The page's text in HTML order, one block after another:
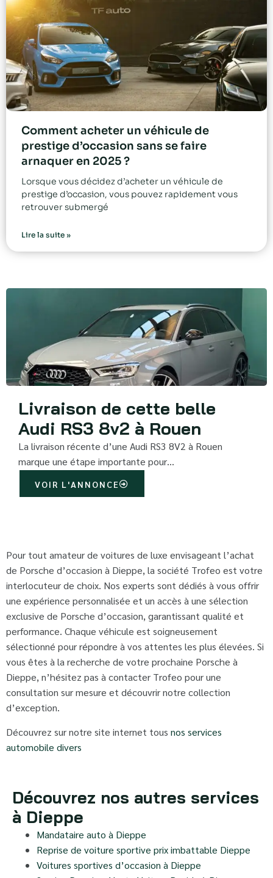
Comment acheter un véhicule de
prestige d’occasion sans se faire
arnaquer en 2025 ?
Lorsque vous décidez d’acheter un véhicule de
prestige d’occasion, vous pouvez rapidement vous
retrouver submergé
Lire la suite »
Livraison de cette belle
Audi RS3 8v2 à Rouen
La livraison récente d’une Audi RS3 8V2 à Rouen
marque une étape importante pour…
VOIR L'ANNONCE
Pour tout amateur de voitures de luxe envisageant l’achat
de Porsche d’occasion à Dieppe, la société Trofeo est votre
interlocuteur de choix. Nos experts sont dédiés à vous offrir
une expérience personnalisée et un accès à une sélection
exclusive de Porsche d’occasion, garantissant qualité et
performance. Chaque véhicule est soigneusement
sélectionné pour répondre à vos attentes les plus élevées. Si
vous êtes à la recherche de votre prochaine Porsche à
Dieppe, n’hésitez pas à contacter Trofeo pour une
consultation sur mesure et découvrir notre collection
d’exception.
Découvrez sur notre site internet tous nos services
automobile divers
Découvrez nos autres services
à Dieppe
Mandataire auto à Dieppe
Reprise de voiture sportive prix imbattable Dieppe
Voitures sportives d’occasion à Dieppe